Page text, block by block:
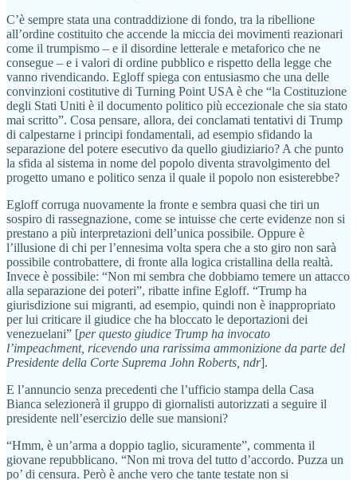
C’è sempre stata una contraddizione di fondo, tra la ribellione
all’ordine costituito che accende la miccia dei movimenti reazionari
come il trumpismo – e il disordine letterale e metaforico che ne
consegue – e i valori di ordine pubblico e rispetto della legge che
vanno rivendicando. Egloff spiega con entusiasmo che una delle
convinzioni costitutive di Turning Point USA è che “la Costituzione
degli Stati Uniti è il documento politico più eccezionale che sia stato
mai scritto”. Cosa pensare, allora, dei conclamati tentativi di Trump
di calpestarne i principi fondamentali, ad esempio sfidando la
separazione del potere esecutivo da quello giudiziario? A che punto
la sfida al sistema in nome del popolo diventa stravolgimento del
progetto umano e politico senza il quale il popolo non esisterebbe?
Egloff corruga nuovamente la fronte e sembra quasi che tiri un
sospiro di rassegnazione, come se intuisse che certe evidenze non si
prestano a più interpretazioni dell’unica possibile. Oppure è
l’illusione di chi per l’ennesima volta spera che a sto giro non sarà
possibile controbattere, di fronte alla logica cristallina della realtà.
Invece è possibile: “Non mi sembra che dobbiamo temere un attacco
alla separazione dei poteri”, ribatte infine Egloff. “Trump ha
giurisdizione sui migranti, ad esempio, quindi non è inappropriato
per lui criticare il giudice che ha bloccato le deportazioni dei
venezuelani” [per questo giudice Trump ha invocato
l’impeachment, ricevendo una rarissima ammonizione da parte del
Presidente della Corte Suprema John Roberts, ndr].
E l’annuncio senza precedenti che l’ufficio stampa della Casa
Bianca selezionerà il gruppo di giornalisti autorizzati a seguire il
presidente nell’esercizio delle sue mansioni?
“Hmm, è un’arma a doppio taglio, sicuramente”, commenta il
giovane repubblicano. “Non mi trova del tutto d’accordo. Puzza un
po’ di censura. Però è anche vero che tante testate non si